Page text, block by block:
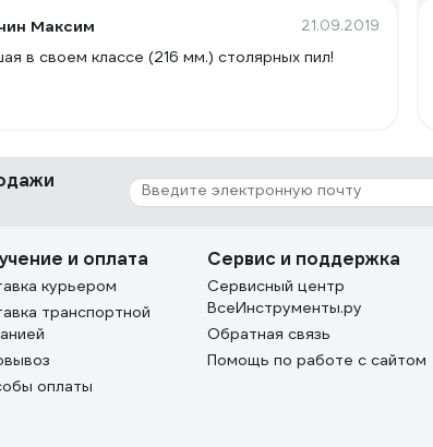
Максим 21.09.2019
в своем классе (216 мм.) столярных пил!
и оплата
курьером
транспортной
оплаты
Сервис и поддержка
Сервисный центр
ВсеИнструменты.ру
Обратная связь
Помощь по работе с сайтом